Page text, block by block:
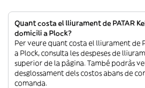
Quant costa el lliurament de PATAR
domicili a Plock?
Per veure quant costa el lliurament de
a Plock, consulta les despeses de
superior de la pàgina. També podràs
desglossament dels costos abans de
comanda.